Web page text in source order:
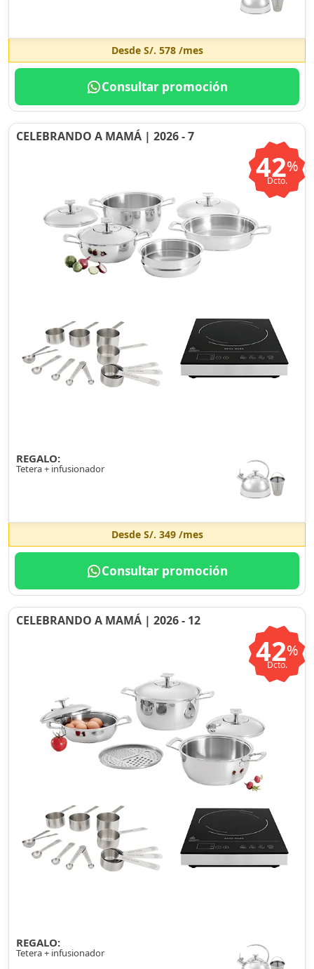
Desde S/. 578/mes
Consultar promoción
CELEBRANDO A MAMÁ | 2026 - 7
42%
Dcto.
REGALO:
Tetera + infusionador
Desde S/. 349/mes
Consultar promoción
CELEBRANDO A MAMÁ | 2026 - 12
42%
Dcto.
REGALO:
Tetera + infusionador